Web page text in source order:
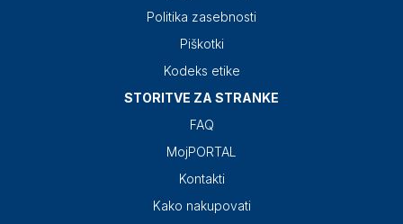
Politika zasebnosti
Piškotki
Kodeks etike
STORITVE ZA STRANKE
FAQ
MojPORTAL
Kontakti
Kako nakupovati